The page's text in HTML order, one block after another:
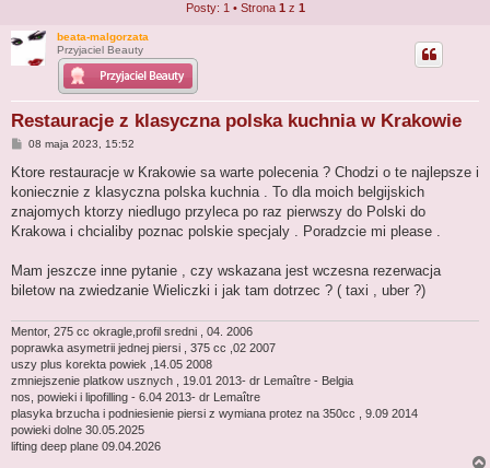
Posty: 1 • Strona 1 z 1
beata-malgorzata
Przyjaciel Beauty
Restauracje z klasyczna polska kuchnia w Krakowie
P
s
08 maja 2023, 15:52
Ktore restauracje w Krakowie sa warte polecenia ? Chodzi o te najlepsze i
koniecznie z klasyczna polska kuchnia . To dla moich belgijskich
znajomych ktorzy niedlugo przyleca po raz pierwszy do Polski do
Krakowa i chcialiby poznac polskie specjaly . Poradzcie mi please .
Mam jeszcze inne pytanie , czy wskazana jest wczesna rezerwacja
biletow na zwiedzanie Wieliczki i jak tam dotrzec ? ( taxi , uber ?)
Mentor, 275 cc okragle,profil sredni , 04. 2006
poprawka asymetrii jednej piersi , 375 cc ,02 2007
uszy plus korekta powiek ,14.05 2008
zmniejszenie platkow usznych , 19.01 2013- dr Lemaître - Belgia
nos, powieki i lipofilling - 6.04 2013- dr Lemaître
plasyka brzucha i podniesienie piersi z wymiana protez na 350cc , 9.09 2014
powieki dolne 30.05.2025
lifting deep plane 09.04.2026